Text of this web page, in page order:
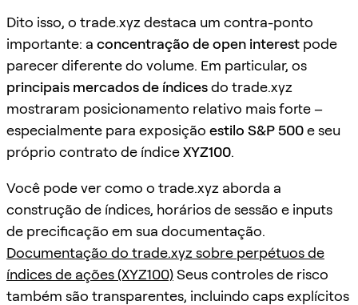
Dito isso, o trade.xyz destaca um contra-ponto
importante: a concentração de open interest pode
parecer diferente do volume. Em particular, os
principais mercados de índicesdo trade.xyz
mostraram posicionamento relativo mais forte –
especialmente para exposição estilo S&P 500e seu
próprio contrato de índiceXYZ100.
Você pode ver como o trade.xyz aborda a
construção de índices, horários de sessão e inputs
de precificação em sua documentação.
Documentação do trade.xyz sobre perpétuos de
índices de ações (XYZ100)Seus controles de risco
também são transparentes, incluindo caps explícitos